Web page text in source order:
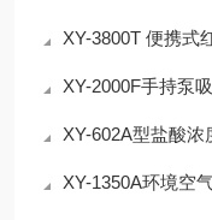
XY-3800T 便携式
XY-2000F手持泵吸式复
XY-602A型盐酸
XY-1350A环境空气综